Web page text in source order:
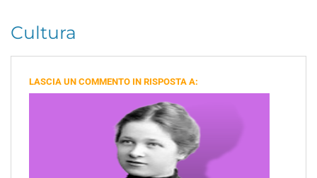
Cultura
LASCIA UN COMMENTO IN RISPOSTA A: